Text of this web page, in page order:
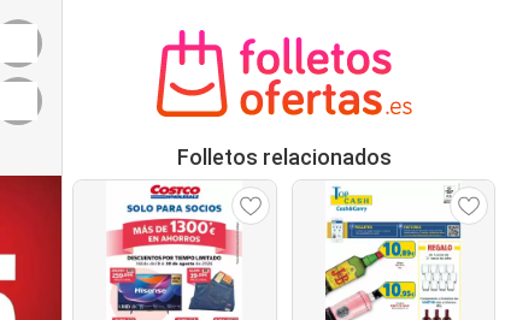
Folletos relacionados